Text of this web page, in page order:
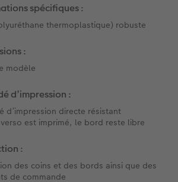
spécifiques :
thermoplastique) robuste
:
modèle
d’impression :
d’impression directe résistant
est imprimé, le bord reste libre
:
des coins et des bords ainsi que des
de commande